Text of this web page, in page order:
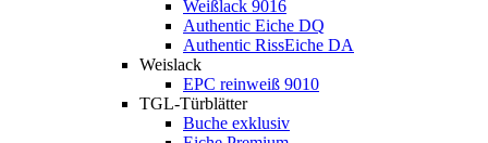
Weißlack 9016
Authentic Eiche DQ
Authentic RissEiche DA
Weislack
EPC reinweiß 9010
TGL-Türblätter
Buche exklusiv